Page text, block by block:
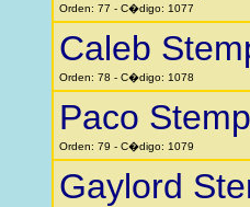
Orden: 77 - C�digo: 1077
Caleb
Orden: 78 - C�digo: 1078
Paco
Orden: 79 - C�digo: 1079
Gaylord